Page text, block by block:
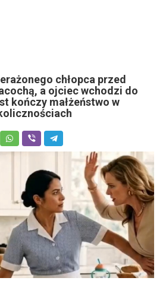
chłopca przed
a ojciec wchodzi do
kończy małżeństwo w